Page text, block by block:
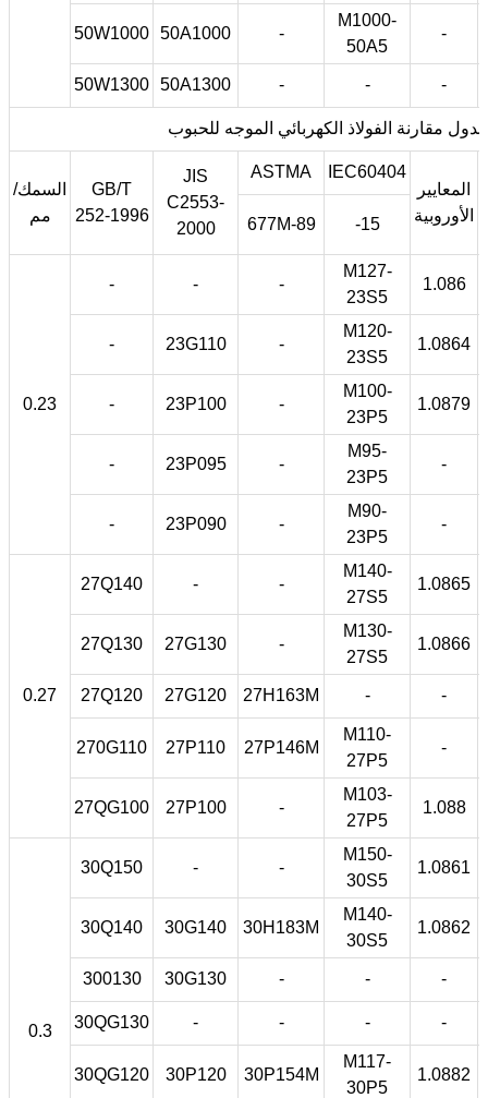
50W1000 50A1000 -
M1000-
50A5
-
50W1300 50A1300 - - -
جدول مقارنة الفولاذ الكهربائي الموجه للحبوب
السمك/
مم
GB/T
252-1996
JIS
C2553-
2000
ASTMA
IEC60404
المعايير
الأوروبية
677M-89
-15
0.23
- - -
M127-
23S5
1.086
- 23G110 -
M120-
23S5
1.0864
- 23P100 -
M100-
23P5
1.0879
- 23P095 -
M95-
23P5
-
- 23P090 -
M90-
23P5
-
0.27
27Q140 - -
M140-
27S5
1.0865
27Q130 27G130 -
M130-
27S5
1.0866
27Q120 27G120 27H163M - -
270G110 27P110 27P146M
M110-
27P5
-
27QG100 27P100 -
M103-
27P5
1.088
0.3
30Q150 - -
M150-
30S5
1.0861
30Q140 30G140 30H183M
M140-
30S5
1.0862
300130 30G130 - - -
30QG130 - - - -
30QG120 30P120 30P154M
M117-
30P5
1.0882